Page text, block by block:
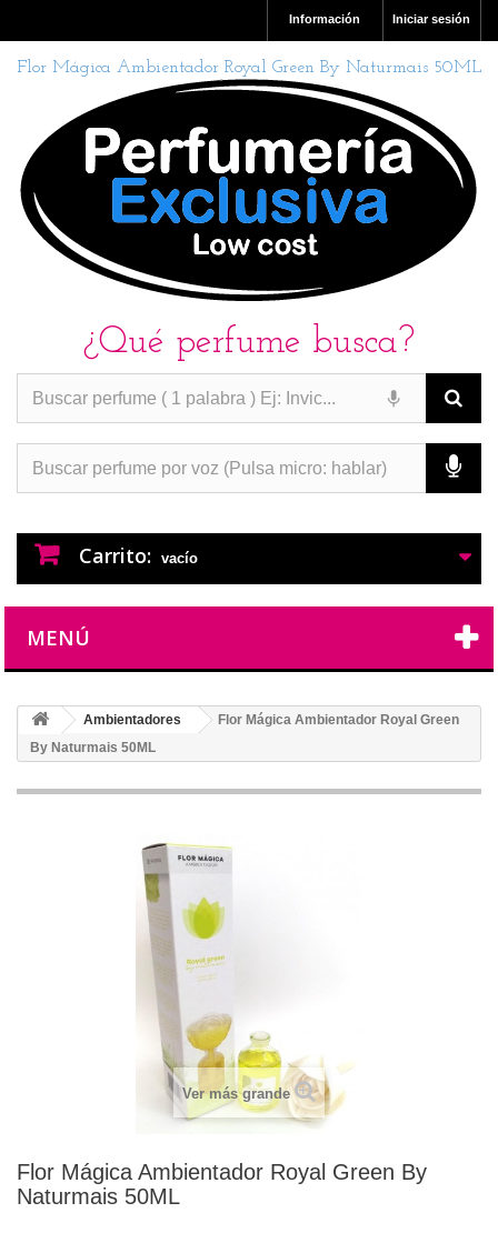
Iniciar sesión
Información
Flor Mágica Ambientador Royal Green By Naturmais 50ML
¿Qué perfume busca?
Carrito: vacío
MENÚ
Ambientadores
Flor Mágica Ambientador Royal Green
By Naturmais 50ML
Ver más grande
Flor Mágica Ambientador Royal Green By
Naturmais 50ML